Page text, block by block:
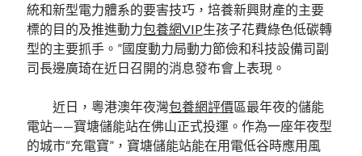
統和新型電力體系的要害技巧，培養新興財產的主要
標的目的及推進動力包養網VIP生孩子花費綠色低碳轉
型的主要抓手。”國度動力局動力節儉和科技設備司副
司長邊廣琦在近日召開的消息發布會上表現。
近日，粵港澳年夜灣包養網評價區最年夜的儲能
電站——寶塘儲能站在佛山正式投運。作為一座年夜型
的城市“充電寶”，寶塘儲能站能在用電低谷時應用風